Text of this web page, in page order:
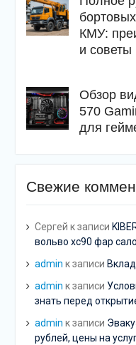
КМУ:
и советы
Обзор
570
для
Свежие
Сергей к записи
вольво хс90 фар
admin к записи
admin к записи
знать перед
admin к записи
рублей, цены на